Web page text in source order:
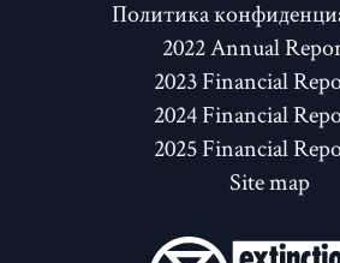
Политика
2022 Annual
2023 Financial
2024 Financial
2025 Financial
Site map